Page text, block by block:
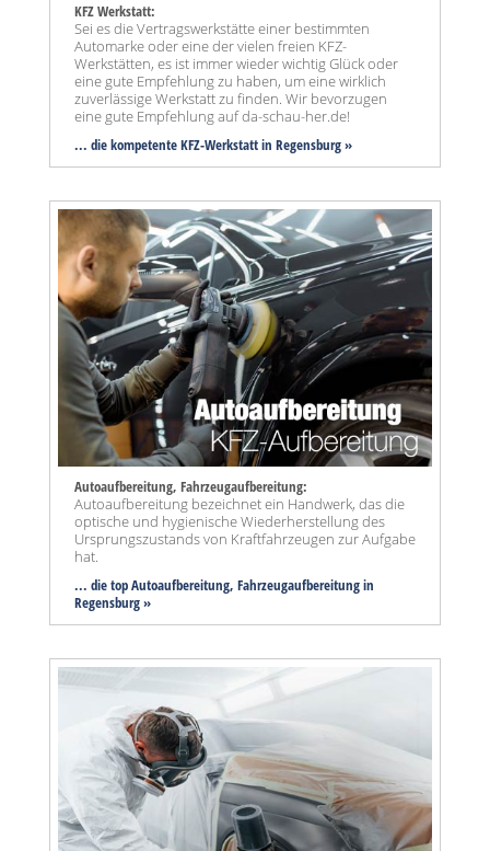
KFZ Werkstatt:
Sei es die Vertragswerkstätte einer bestimmten
Automarke oder eine der vielen freien KFZ-
Werkstätten, es ist immer wieder wichtig Glück oder
eine gute Empfehlung zu haben, um eine wirklich
zuverlässige Werkstatt zu finden. Wir bevorzugen
eine gute Empfehlung auf da-schau-her.de!
... die kompetente KFZ-Werkstatt in Regensburg »
Autoaufbereitung, Fahrzeugaufbereitung:
Autoaufbereitung bezeichnet ein Handwerk, das die
optische und hygienische Wiederherstellung des
Ursprungszustands von Kraftfahrzeugen zur Aufgabe
hat.
... die top Autoaufbereitung, Fahrzeugaufbereitung in
Regensburg »